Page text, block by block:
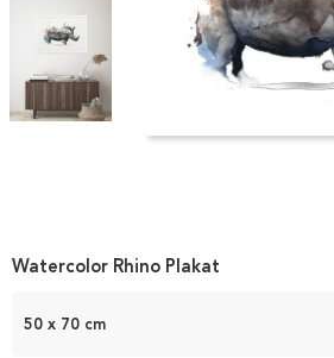
1
50 x 70 cm
Watercolor Rhino Plakat